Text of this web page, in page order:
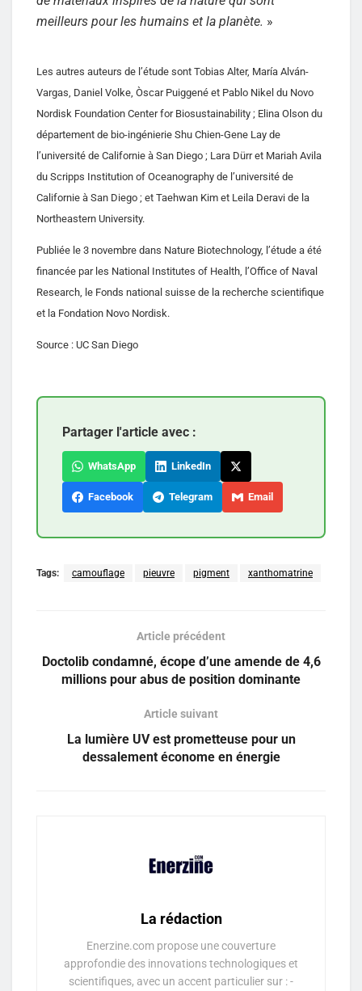
meilleurs pour les humains et la planète. »
Les autres auteurs de l’étude sont Tobias Alter, María Alván-
Vargas, Daniel Volke, Òscar Puiggené et Pablo Nikel du Novo
Nordisk Foundation Center for Biosustainability ; Elina Olson du
département de bio-ingénierie Shu Chien-Gene Lay de
l’université de Californie à San Diego ; Lara Dürr et Mariah Avila
du Scripps Institution of Oceanography de l’université de
Californie à San Diego ; et Taehwan Kim et Leila Deravi de la
Northeastern University.
Publiée le 3 novembre dans Nature Biotechnology, l’étude a été
financée par les National Institutes of Health, l’Office of Naval
Research, le Fonds national suisse de la recherche scientifique
et la Fondation Novo Nordisk.
Source : UC San Diego
Partager l'article avec :
WhatsApp LinkedIn
Facebook Telegram Email
Tags: camouflage pieuvre pigment xanthomatrine
Article précédent
Doctolib condamné, écope d’une amende de 4,6
millions pour abus de position dominante
Article suivant
La lumière UV est prometteuse pour un
dessalement économe en énergie
La rédaction
Enerzine.com propose une couverture
approfondie des innovations technologiques et
scientifiques, avec un accent particulier sur : -